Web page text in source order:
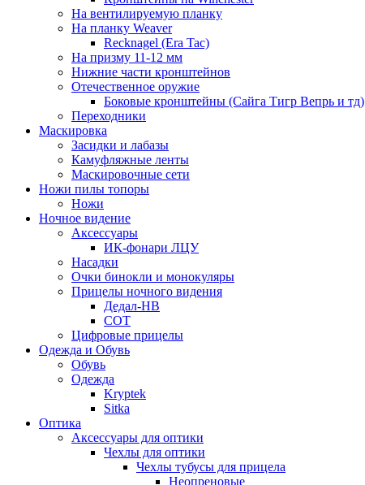
На вентилируемую планку
На планку Weaver
Recknagel (Era Tac)
На призму 11-12 мм
Нижние части кронштейнов
Отечественное оружие
Боковые кронштейны (Сайга Тигр Вепрь и тд)
Переходники
Маскировка
Засидки и лабазы
Камуфляжные ленты
Маскировочные сети
Ножи пилы топоры
Ножи
Ночное видение
Аксессуары
ИК-фонари ЛЦУ
Насадки
Очки бинокли и монокуляры
Прицелы ночного видения
Дедал-НВ
СОТ
Цифровые прицелы
Одежда и Обувь
Обувь
Одежда
Kryptek
Sitka
Оптика
Аксессуары для оптики
Чехлы для оптики
Чехлы тубусы для прицела
Неопреновые